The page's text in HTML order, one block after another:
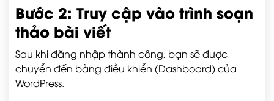
Bước 2: Truy cập vào trình soạn
thảo bài viết
Sau khi đăng nhập thành công, bạn sẽ được
chuyển đến bảng điều khiển (Dashboard) của
WordPress.